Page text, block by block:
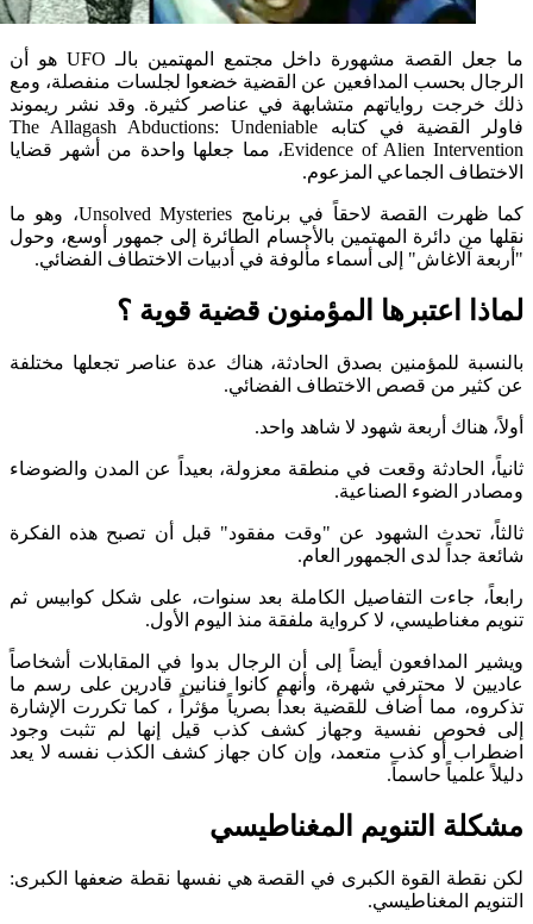
ما جعل القصة مشهورة داخل مجتمع المهتمين بالـ UFO هو أن
بحسب المدافعين عن القضية خضعوا لجلسات منفصلة، ومع
رواياتهم متشابهة في عناصر كثيرة. وقد نشر ريموند
فاولر القضية في كتابه The Allagash Abductions: Undeniable
Evidence of Alien Intervention، مما جعلها واحدة من أشهر قضايا
الجماعي المزعوم.
كما ظهرت القصة لاحقاً في برنامج Unsolved Mysteries، وهو ما
دائرة المهتمين بالأجسام الطائرة إلى جمهور أوسع، وحول
آلاغاش" إلى أسماء مألوفة في أدبيات الاختطاف الفضائي.
اعتبرها المؤمنون قضية قوية ؟
للمؤمنين بصدق الحادثة، هناك عدة عناصر تجعلها مختلفة
من قصص الاختطاف الفضائي.
أربعة شهود لا شاهد واحد.
الحادثة وقعت في منطقة معزولة، بعيداً عن المدن والضوضاء
الضوء الصناعية.
تحدث الشهود عن "وقت مفقود" قبل أن تصبح هذه الفكرة
لدى الجمهور العام.
جاءت التفاصيل الكاملة بعد سنوات، على شكل كوابيس ثم
لا كرواية ملفقة منذ اليوم الأول.
أيضاً إلى أن الرجال بدوا في المقابلات أشخاصاً
لا محترفي شهرة، وأنهم كانوا فنانين قادرين على رسم ما
مما أضاف للقضية بعداً بصرياً مؤثراً ، كما تكررت الإشارة
نفسية وجهاز كشف كذب قيل إنها لم تثبت وجود
أو كذب متعمد، وإن كان جهاز كشف الكذب نفسه لا يعد
حاسماً.
التنويم المغناطيسي
القوة الكبرى في القصة هي نفسها نقطة ضعفها الكبرى:
المغناطيسي.